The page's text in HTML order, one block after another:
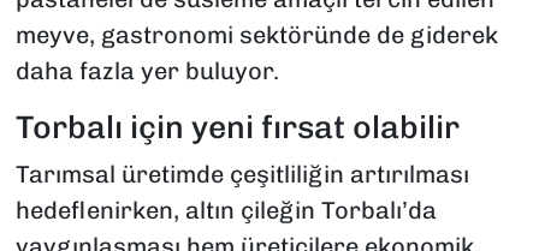
meyve, gastronomi sektöründe de giderek
daha fazla yer buluyor.
Torbalı için yeni fırsat olabilir
Tarımsal üretimde çeşitliliğin artırılması
hedeflenirken, altın çileğin Torbalı’da